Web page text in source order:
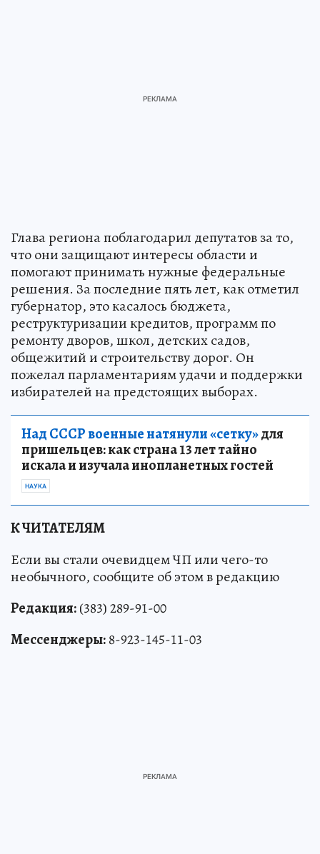
Глава региона поблагодарил депутатов за то,
что они защищают интересы области и
помогают принимать нужные федеральные
решения. За последние пять лет, как отметил
губернатор, это касалось бюджета,
реструктуризации кредитов, программ по
ремонту дворов, школ, детских садов,
общежитий и строительству дорог. Он
пожелал парламентариям удачи и поддержки
избирателей на предстоящих выборах.
Над СССР военные натянули «сетку»для
пришельцев: как страна 13 лет тайно
искала и изучала инопланетных гостей
НАУКА
К ЧИТАТЕЛЯМ
Если вы стали очевидцем ЧП или чего-то
необычного, сообщите об этом в редакцию
Редакция:(383) 289-91-00
Мессенджеры:8-923-145-11-03